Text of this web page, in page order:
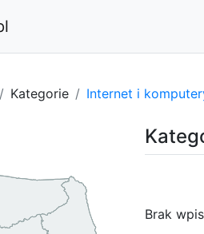
Kategorie Internet i
Brak